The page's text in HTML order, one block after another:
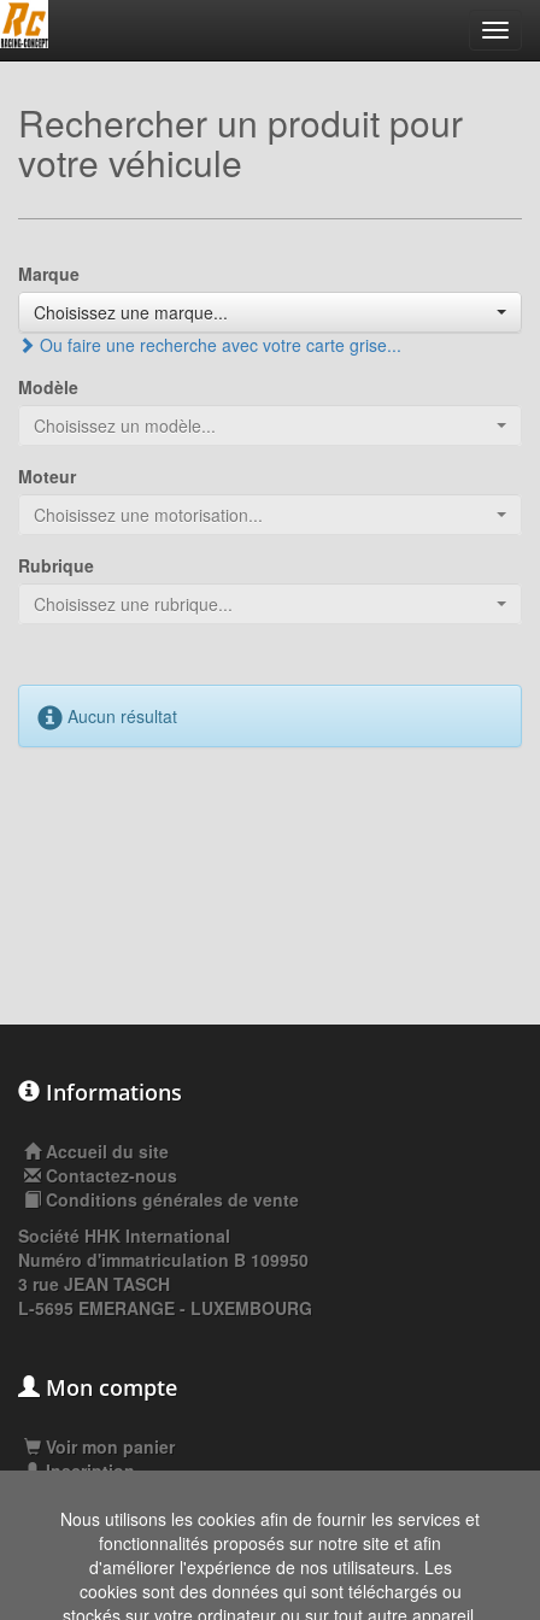
Rechercher un produit pour
votre véhicule
Marque
Choisissez une marque...
Ou faire une recherche avec votre carte grise...
Modèle
Choisissez un modèle...
Moteur
Choisissez une motorisation...
Rubrique
Choisissez une rubrique...
Aucun résultat
Informations
Accueil du site
Contactez-nous
Conditions générales de vente
Société HHK International
Numéro d'immatriculation B 109950
3 rue JEAN TASCH
L-5695 EMERANGE - LUXEMBOURG
Mon compte
Voir mon panier
Inscription
Les données affichées ici, particulièrement la
base de donnée complète, ne doivent pas être
Nous utilisons les cookies afin de fournir les services et
fonctionnalités proposés sur notre site et afin
d'améliorer l'expérience de nos utilisateurs. Les
cookies sont des données qui sont téléchargés ou
stockés sur votre ordinateur ou sur tout autre appareil.